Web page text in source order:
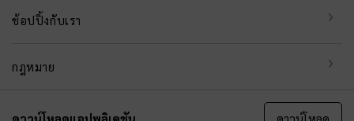
ช้อปปิ้งกับเรา
กฎหมาย
ดาวน์โหลดแอปพลิเคชัน